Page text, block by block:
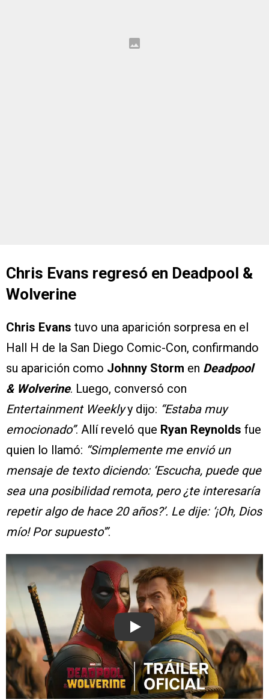
Chris Evans regresó en Deadpool &
Wolverine
Chris Evans tuvo una aparición sorpresa en el
Hall H de la San Diego Comic-Con, confirmando
su aparición como Johnny Storm en Deadpool
& Wolverine. Luego, conversó con
Entertainment Weeklyy dijo: “Estaba muy
emocionado”. Allí reveló que Ryan Reynolds fue
quien lo llamó: “Simplemente me envió un
mensaje de texto diciendo: ‘Escucha, puede que
sea una posibilidad remota, pero ¿te interesaría
repetir algo de hace 20 años?’. Le dije: ‘¡Oh, Dios
mío! Por supuesto'”.
Play